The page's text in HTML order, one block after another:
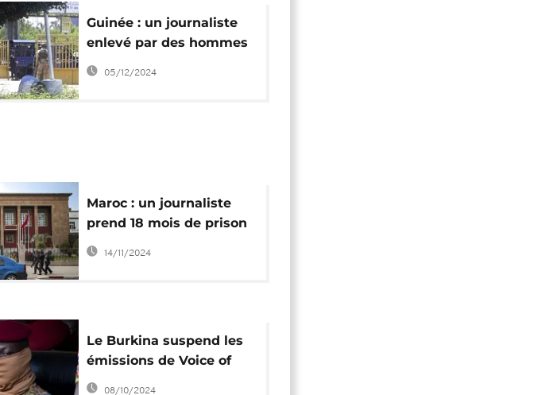
Guinée : un journaliste
enlevé par des hommes
en uniformes
05/12/2024
Maroc : un journaliste
prend 18 mois de prison
pour diffamation contre
un ministre
14/11/2024
Le Burkina suspend les
émissions de Voice of
America
08/10/2024